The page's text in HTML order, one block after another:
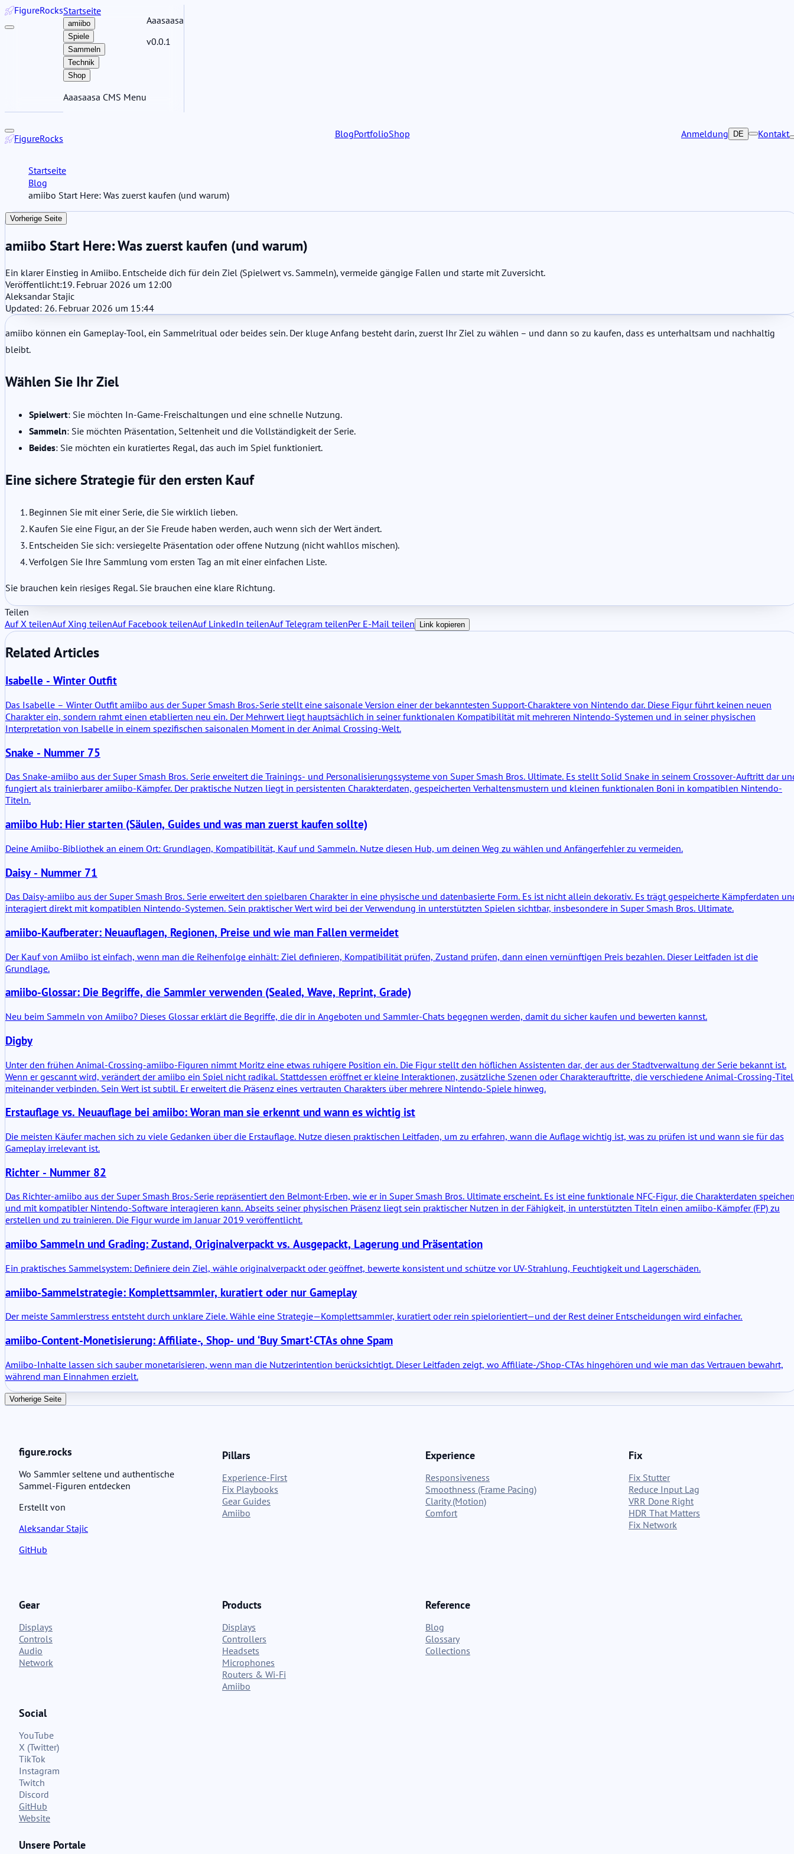
FigureRocksStartseite
amiibo
Spiele
Sammeln
Technik
Shop
Aaasaasa CMS Menu
Aaasaasa
v0.0.1
FigureRocks BlogPortfolioShop Anmeldung DE Kontakt
Startseite
Blog
amiibo Start Here: Was zuerst kaufen (und warum)
Vorherige Seite
amiibo Start Here: Was zuerst kaufen (und warum)
Ein klarer Einstieg in Amiibo. Entscheide dich für dein Ziel (Spielwert vs. Sammeln), vermeide gängige Fallen und starte mit Zuversicht.
Veröffentlicht:19. Februar 2026 um 12:00
Aleksandar Stajic
Updated: 26. Februar 2026 um 15:44
amiibo können ein Gameplay-Tool, ein Sammelritual oder beides sein. Der kluge Anfang besteht darin, zuerst Ihr Ziel zu wählen – und dann so zu kaufen, dass es unterhaltsam und nachhaltig
bleibt.
Wählen Sie Ihr Ziel
Spielwert: Sie möchten In-Game-Freischaltungen und eine schnelle Nutzung.
Sammeln: Sie möchten Präsentation, Seltenheit und die Vollständigkeit der Serie.
Beides: Sie möchten ein kuratiertes Regal, das auch im Spiel funktioniert.
Eine sichere Strategie für den ersten Kauf
Beginnen Sie mit einer Serie, die Sie wirklich lieben.
Kaufen Sie eine Figur, an der Sie Freude haben werden, auch wenn sich der Wert ändert.
Entscheiden Sie sich: versiegelte Präsentation oder offene Nutzung (nicht wahllos mischen).
Verfolgen Sie Ihre Sammlung vom ersten Tag an mit einer einfachen Liste.
Sie brauchen kein riesiges Regal. Sie brauchen eine klare Richtung.
Teilen
Auf X teilenAuf Xing teilenAuf Facebook teilenAuf LinkedIn teilenAuf Telegram teilenPer E-Mail teilen Link kopieren
Related Articles
Isabelle - Winter Outfit
Das Isabelle – Winter Outfit amiibo aus der Super Smash Bros.-Serie stellt eine saisonale Version einer der bekanntesten Support-Charaktere von Nintendo dar. Diese Figur führt keinen neuen
Charakter ein, sondern rahmt einen etablierten neu ein. Der Mehrwert liegt hauptsächlich in seiner funktionalen Kompatibilität mit mehreren Nintendo-Systemen und in seiner physischen
Interpretation von Isabelle in einem spezifischen saisonalen Moment in der Animal Crossing-Welt.
Snake - Nummer 75
Das Snake-amiibo aus der Super Smash Bros. Serie erweitert die Trainings- und Personalisierungssysteme von Super Smash Bros. Ultimate. Es stellt Solid Snake in seinem Crossover-Auftritt dar
fungiert als trainierbarer amiibo-Kämpfer. Der praktische Nutzen liegt in persistenten Charakterdaten, gespeicherten Verhaltensmustern und kleinen funktionalen Boni in kompatiblen Nintendo-
Titeln.
amiibo Hub: Hier starten (Säulen, Guides und was man zuerst kaufen sollte)
Deine Amiibo-Bibliothek an einem Ort: Grundlagen, Kompatibilität, Kauf und Sammeln. Nutze diesen Hub, um deinen Weg zu wählen und Anfängerfehler zu vermeiden.
Daisy - Nummer 71
Das Daisy-amiibo aus der Super Smash Bros. Serie erweitert den spielbaren Charakter in eine physische und datenbasierte Form. Es ist nicht allein dekorativ. Es trägt gespeicherte Kämpferdaten
interagiert direkt mit kompatiblen Nintendo-Systemen. Sein praktischer Wert wird bei der Verwendung in unterstützten Spielen sichtbar, insbesondere in Super Smash Bros. Ultimate.
amiibo-Kaufberater: Neuauflagen, Regionen, Preise und wie man Fallen vermeidet
Der Kauf von Amiibo ist einfach, wenn man die Reihenfolge einhält: Ziel definieren, Kompatibilität prüfen, Zustand prüfen, dann einen vernünftigen Preis bezahlen. Dieser Leitfaden ist die
Grundlage.
amiibo-Glossar: Die Begriffe, die Sammler verwenden (Sealed, Wave, Reprint, Grade)
Neu beim Sammeln von Amiibo? Dieses Glossar erklärt die Begriffe, die dir in Angeboten und Sammler-Chats begegnen werden, damit du sicher kaufen und bewerten kannst.
Digby
Unter den frühen Animal-Crossing-amiibo-Figuren nimmt Moritz eine etwas ruhigere Position ein. Die Figur stellt den höflichen Assistenten dar, der aus der Stadtverwaltung der Serie bekannt ist.
Wenn er gescannt wird, verändert der amiibo ein Spiel nicht radikal. Stattdessen eröffnet er kleine Interaktionen, zusätzliche Szenen oder Charakterauftritte, die verschiedene Animal-Crossing-Titel
miteinander verbinden. Sein Wert ist subtil. Er erweitert die Präsenz eines vertrauten Charakters über mehrere Nintendo-Spiele hinweg.
Erstauflage vs. Neuauflage bei amiibo: Woran man sie erkennt und wann es wichtig ist
Die meisten Käufer machen sich zu viele Gedanken über die Erstauflage. Nutze diesen praktischen Leitfaden, um zu erfahren, wann die Auflage wichtig ist, was zu prüfen ist und wann sie für das
Gameplay irrelevant ist.
Richter - Nummer 82
Das Richter-amiibo aus der Super Smash Bros.-Serie repräsentiert den Belmont-Erben, wie er in Super Smash Bros. Ultimate erscheint. Es ist eine funktionale NFC-Figur, die Charakterdaten
und mit kompatibler Nintendo-Software interagieren kann. Abseits seiner physischen Präsenz liegt sein praktischer Nutzen in der Fähigkeit, in unterstützten Titeln einen amiibo-Kämpfer (FP) zu
erstellen und zu trainieren. Die Figur wurde im Januar 2019 veröffentlicht.
amiibo Sammeln und Grading: Zustand, Originalverpackt vs. Ausgepackt, Lagerung und Präsentation
Ein praktisches Sammelsystem: Definiere dein Ziel, wähle originalverpackt oder geöffnet, bewerte konsistent und schütze vor UV-Strahlung, Feuchtigkeit und Lagerschäden.
amiibo-Sammelstrategie: Komplettsammler, kuratiert oder nur Gameplay
Der meiste Sammlerstress entsteht durch unklare Ziele. Wähle eine Strategie—Komplettsammler, kuratiert oder rein spielorientiert—und der Rest deiner Entscheidungen wird einfacher.
amiibo-Content-Monetisierung: Affiliate-, Shop- und ‘Buy Smart’-CTAs ohne Spam
Amiibo-Inhalte lassen sich sauber monetarisieren, wenn man die Nutzerintention berücksichtigt. Dieser Leitfaden zeigt, wo Affiliate-/Shop-CTAs hingehören und wie man das Vertrauen bewahrt,
während man Einnahmen erzielt.
Vorherige Seite
figure.rocks
Wo Sammler seltene und authentische
Sammel-Figuren entdecken
Erstellt von
Aleksandar Stajic
GitHub
Pillars
Experience-First
Fix Playbooks
Gear Guides
Amiibo
Experience
Responsiveness
Smoothness (Frame Pacing)
Clarity (Motion)
Comfort
Fix
Fix Stutter
Reduce Input Lag
VRR Done Right
HDR That Matters
Fix Network
Gear
Displays
Controls
Audio
Network
Products
Displays
Controllers
Headsets
Microphones
Routers & Wi-Fi
Amiibo
Reference
Blog
Glossary
Collections
Social
YouTube
X (Twitter)
TikTok
Instagram
Twitch
Discord
GitHub
Website
Unsere Portale